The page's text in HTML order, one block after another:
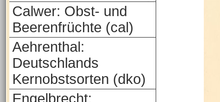
Calwer: Obst- und
Beerenfrüchte (cal)
Aehrenthal:
Deutschlands
Kernobstsorten (dko)
Engelbrecht: